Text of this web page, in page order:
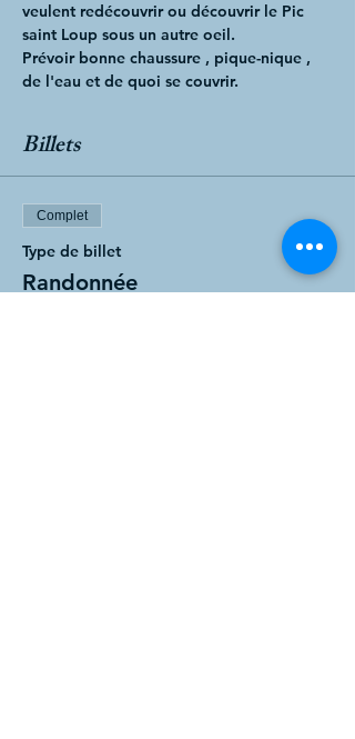
veulent redécouvrir ou découvrir le Pic
saint Loup sous un autre oeil.
Prévoir bonne chaussure , pique-nique ,
de l'eau et de quoi se couvrir.
Billets
Complet
Type de billet
Randonnée